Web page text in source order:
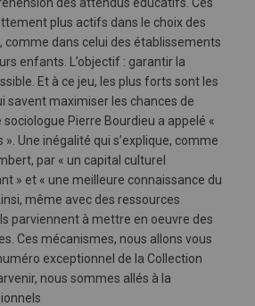
plus actifs dans le choix des
comme dans celui des établissements
enfants. L’objectif : garantir la
Et à ce jeu, les plus forts sont les
savent maximiser les chances de
Pierre Bourdieu a appelé «
». Une inégalité qui s’explique, comme
par « un capital culturel
» et « une meilleure connaissance du
même avec des ressources
parviennent à mettre en oeuvre des
Ces mécanismes, nous allons vous
exceptionnel de la Collection
nous sommes allés à la